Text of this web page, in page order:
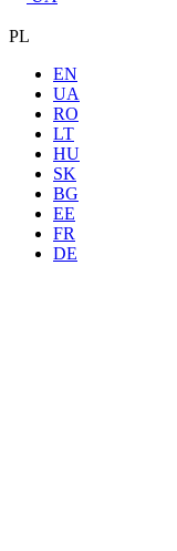
PL
EN
UA
RO
LT
HU
SK
BG
EE
FR
DE